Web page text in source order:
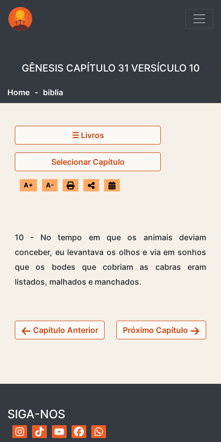
GÊNESIS CAPÍTULO 31 VERSÍCULO 10
Home - biblia
☰ Livros
Selecionar Capítulo
A+ A-
10 - No tempo em que os animais deviam
conceber, eu levantava os olhos e via em sonhos
que os bodes que cobriam as cabras eram
listados, malhados e manchados.
Capítulo Anterior Próximo Capítulo
SIGA-NOS